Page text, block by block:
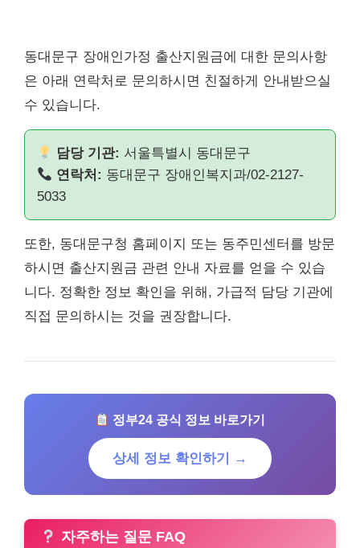
동대문구 장애인가정 출산지원금에 대한 문의사항
은 아래 연락처로 문의하시면 친절하게 안내받으실
수 있습니다.
담당 기관: 서울특별시 동대문구
연락처: 동대문구 장애인복지과/02-2127-
5033
또한, 동대문구청 홈페이지 또는 동주민센터를 방문
하시면 출산지원금 관련 안내 자료를 얻을 수 있습
니다. 정확한 정보 확인을 위해, 가급적 담당 기관에
직접 문의하시는 것을 권장합니다.
정부24 공식 정보 바로가기
상세 정보 확인하기 →
자주하는 질문 FAQ